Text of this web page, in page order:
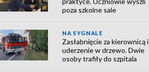
poza szkolne sale
NA SYGNALE
Zasłabnięcie za kierownicą i
uderzenie w drzewo. Dwie
osoby trafiły do szpitala